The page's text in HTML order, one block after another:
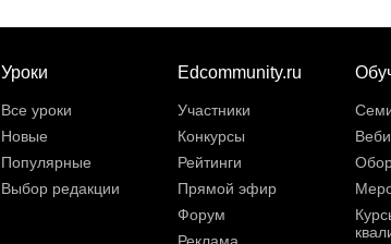
Уроки
Все уроки
Новые
Популярные
Выбор редакции
Edcommunity.ru
Участники
Конкурсы
Рейтинги
Прямой эфир
Форум
Реклама